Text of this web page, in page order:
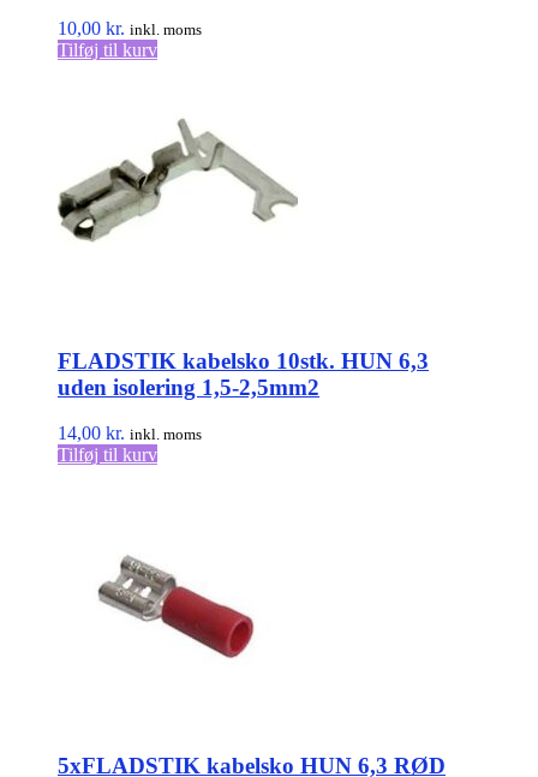
10,00 kr. inkl. moms
Tilføj til kurv
FLADSTIK kabelsko 10stk. HUN 6,3
uden isolering 1,5-2,5mm2
14,00 kr. inkl. moms
Tilføj til kurv
5xFLADSTIK kabelsko HUN 6,3 RØD